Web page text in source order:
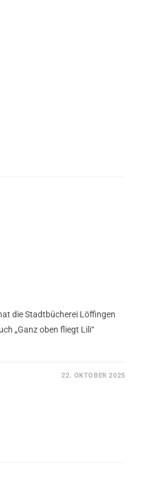
die Stadtbücherei Löffingen
„Ganz oben fliegt Lili“
22. OKTOBER 2025